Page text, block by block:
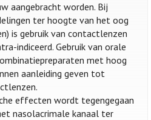
aangebracht worden. Bij
ter hoogte van het oog
is gebruik van contactlenzen
indiceerd. Gebruik van orale
met hoog
aanleiding geven tot
effecten wordt tegengegaan
nasolacrimale kanaal ter